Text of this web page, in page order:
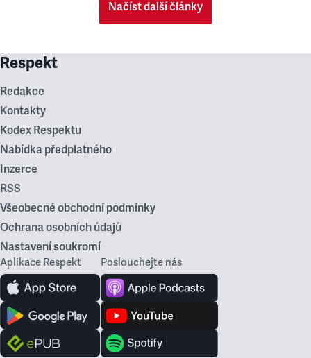
Načíst další články
Respekt
Redakce
Kontakty
Kodex Respektu
Nabídka předplatného
Inzerce
RSS
Všeobecné obchodní podmínky
Ochrana osobních údajů
Nastavení soukromí
Aplikace Respekt Poslouchejte nás